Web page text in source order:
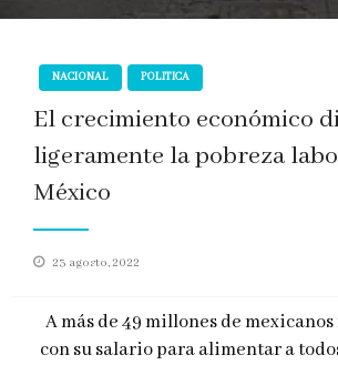
NACIONAL POLITICA
El crecimiento económico
ligeramente la pobreza
México
Publicado
23 agosto, 2022
A más de 49 millones de
con su salario para alimentar a